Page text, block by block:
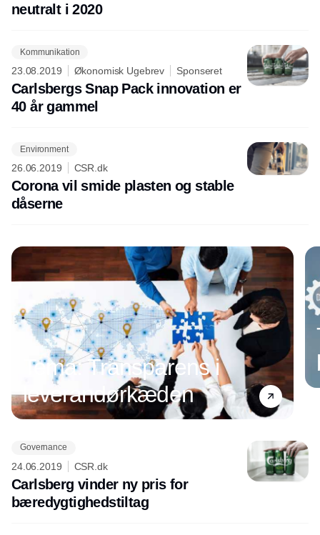
neutralt i 2020
Kommunikation
23.08.2019 Økonomisk Ugebrev Sponseret
Carlsbergs Snap Pack innovation er
40 år gammel
Environment
26.06.2019 CSR.dk
Corona vil smide plasten og stable
dåserne
Tema: Transparens i
leverandørkæden
Governance
24.06.2019 CSR.dk
Carlsberg vinder ny pris for
bæredygtighedstiltag